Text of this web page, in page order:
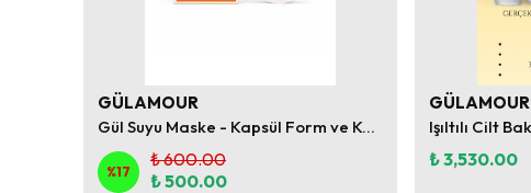
GÜLAMOUR
Gül Suyu Maske - Kapsül Form ve Kolay Kullanım
%17
₺ 600.00
₺ 500.00
GÜLAMOUR
₺ 3,530.00